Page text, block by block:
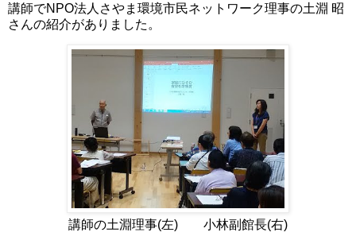
講師でNPO法人さやま環境市民ネットワーク理事の土淵 昭
さんの紹介がありました。
講師の土淵理事(左) 小林副館長(右)